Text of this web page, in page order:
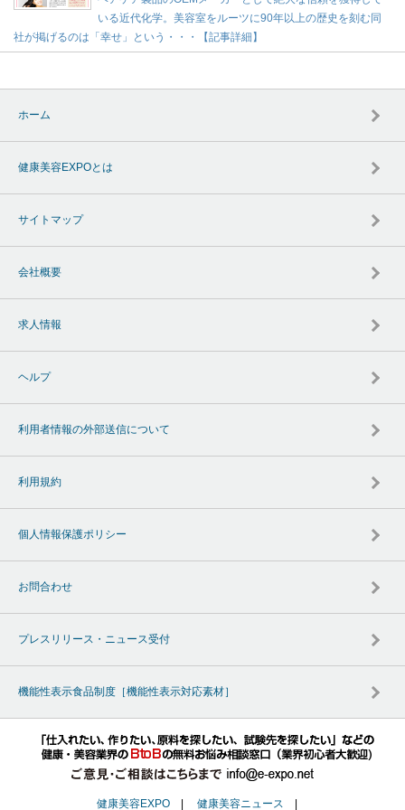
いる近代化学。美容室をルーツに90年以上の歴史を刻む同
社が掲げるのは「幸せ」という・・・【記事詳細】
ホーム
健康美容EXPOとは
サイトマップ
会社概要
求人情報
ヘルプ
利用者情報の外部送信について
利用規約
個人情報保護ポリシー
お問合わせ
プレスリリース・ニュース受付
機能性表示食品制度［機能性表示対応素材］
健康美容EXPO | 健康美容ニュース |